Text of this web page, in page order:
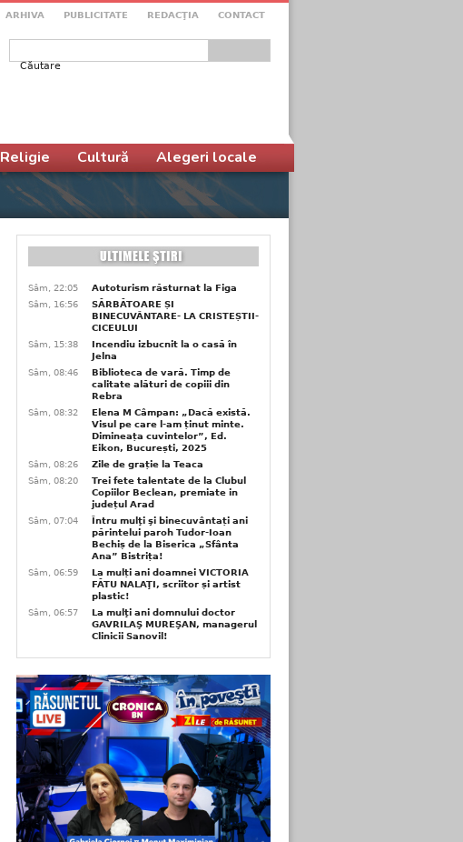
ARHIVA PUBLICITATE REDACŢIA CONTACT
Formular de căutare
Religie Cultură Alegeri locale
Sâm, 22:05
Autoturism răsturnat la Figa
Sâm, 16:56
SĂRBĂTOARE ȘI
BINECUVÂNTARE- LA CRISTEȘTII-
CICEULUI
Sâm, 15:38
Incendiu izbucnit la o casă în
Jelna
Sâm, 08:46
Biblioteca de vară. Timp de
calitate alături de copiii din
Rebra
Sâm, 08:32
Elena M Câmpan: „Dacă există.
Visul pe care l-am ținut minte.
Dimineața cuvintelor”, Ed.
Eikon, București, 2025
Sâm, 08:26
Zile de grație la Teaca
Sâm, 08:20
Trei fete talentate de la Clubul
Copiilor Beclean, premiate in
județul Arad
Sâm, 07:04
Întru mulţi şi binecuvântați ani
părintelui paroh Tudor-Ioan
Bechiș de la Biserica „Sfânta
Ana” Bistrița!
Sâm, 06:59
La mulți ani doamnei VICTORIA
FĂTU NALAŢI, scriitor și artist
plastic!
Sâm, 06:57
La mulţi ani domnului doctor
GAVRILAŞ MUREŞAN, managerul
Clinicii Sanovil!